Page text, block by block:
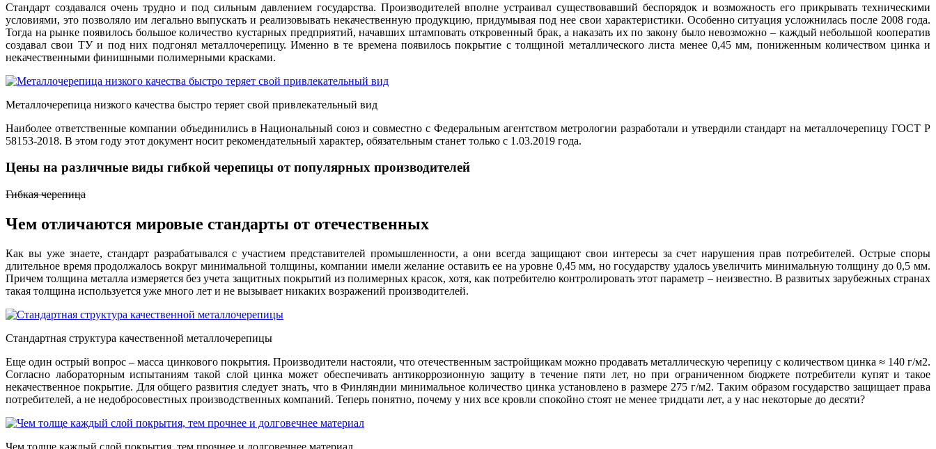
Стандарт создавался очень трудно и под сильным давлением государства. Производителей вполне устраивал существовавший беспорядок и возможность его прикрывать техническими
условиями, это позволяло им легально выпускать и реализовывать некачественную продукцию, придумывая под нее свои характеристики. Особенно ситуация усложнилась после 2008 года.
Тогда на рынке появилось большое количество кустарных предприятий, начавших штамповать откровенный брак, а наказать их по закону было невозможно – каждый небольшой кооператив
создавал свои ТУ и под них подгонял металлочерепицу. Именно в те времена появилось покрытие с толщиной металлического листа менее 0,45 мм, пониженным количеством цинка и
некачественными финишными полимерными красками.
Металлочерепица низкого качества быстро теряет свой привлекательный вид
Наиболее ответственные компании объединились в Национальный союз и совместно с Федеральным агентством метрологии разработали и утвердили стандарт на металлочерепицу ГОСТ Р
58153-2018. В этом году этот документ носит рекомендательный характер, обязательным станет только с 1.03.2019 года.
Цены на различные виды гибкой черепицы от популярных производителей
Гибкая черепица
Чем отличаются мировые стандарты от отечественных
Как вы уже знаете, стандарт разрабатывался с участием представителей промышленности, а они всегда защищают свои интересы за счет нарушения прав потребителей. Острые споры
длительное время продолжалось вокруг минимальной толщины, компании имели желание оставить ее на уровне 0,45 мм, но государству удалось увеличить минимальную толщину до 0,5 мм.
Причем толщина металла измеряется без учета защитных покрытий из полимерных красок, хотя, как потребителю контролировать этот параметр – неизвестно. В развитых зарубежных странах
такая толщина используется уже много лет и не вызывает никаких возражений производителей.
Стандартная структура качественной металлочерепицы
Еще один острый вопрос – масса цинкового покрытия. Производители настояли, что отечественным застройщикам можно продавать металлическую черепицу с количеством цинка ≈ 140 г/м2.
Согласно лабораторным испытаниям такой слой цинка может обеспечивать антикоррозионную защиту в течение пяти лет, но при ограниченном бюджете потребители купят и такое
некачественное покрытие. Для общего развития следует знать, что в Финляндии минимальное количество цинка установлено в размере 275 г/м2. Таким образом государство защищает права
потребителей, а не недобросовестных производственных компаний. Теперь понятно, почему у них все кровли спокойно стоят не менее тридцати лет, а у нас некоторые до десяти?
Чем толще каждый слой покрытия, тем прочнее и долговечнее материал